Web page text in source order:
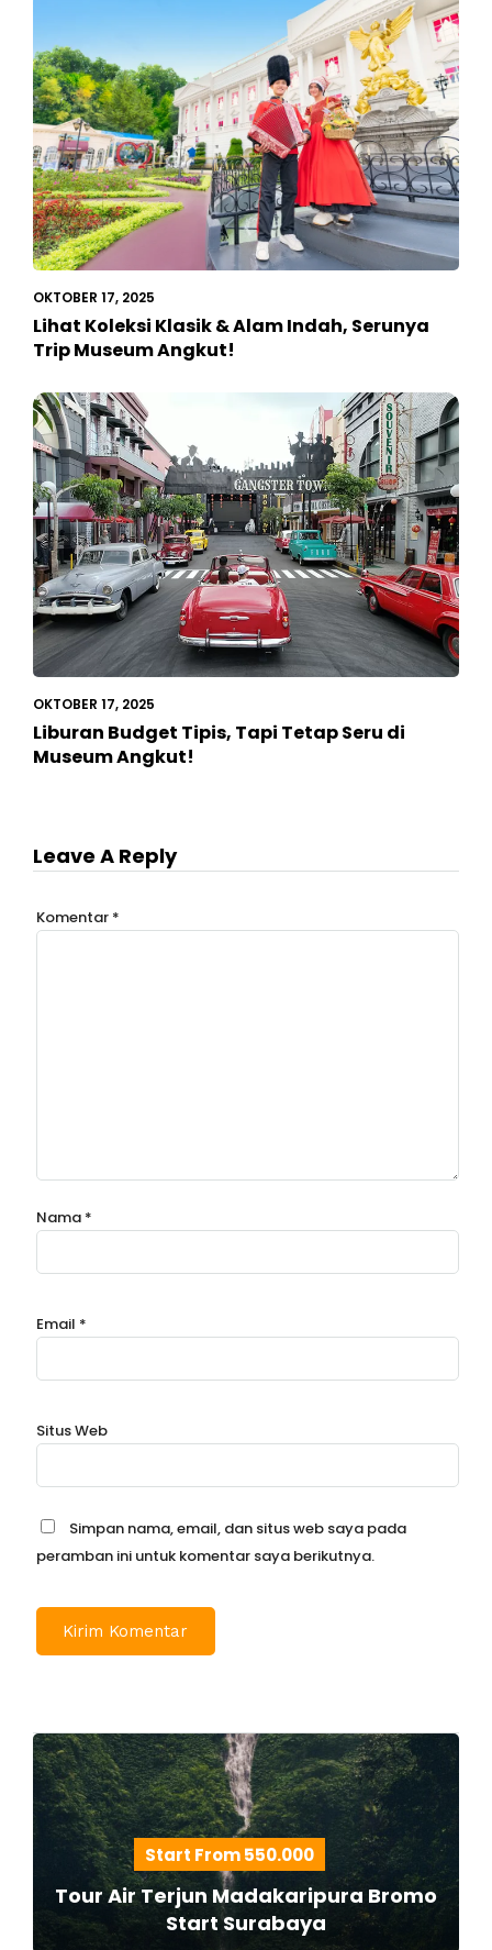
OKTOBER 17, 2025
Lihat Koleksi Klasik & Alam Indah, Serunya
Trip Museum Angkut!
OKTOBER 17, 2025
Liburan Budget Tipis, Tapi Tetap Seru di
Museum Angkut!
Leave A Reply
Komentar *
Nama *
Email *
Situs Web
Simpan nama, email, dan situs web saya pada
peramban ini untuk komentar saya berikutnya.
Start From 550.000
Tour Air Terjun Madakaripura Bromo
Start Surabaya